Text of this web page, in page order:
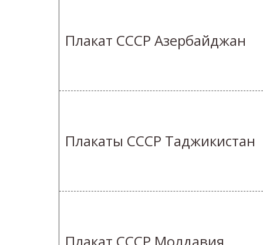
Плакат СССР Азербайджан
Плакаты СССР Таджикистан